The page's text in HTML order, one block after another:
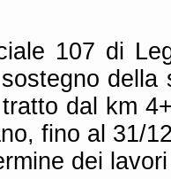
107 di
della
dal km
fino al 31/
dei lavori